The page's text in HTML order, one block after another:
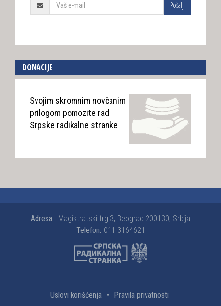
Pošalji
DONACIJE
Svojim skromnim novčanim
prilogom pomozite rad
Srpske radikalne stranke
Adresa:
Magistratski trg 3, Beograd 200130, Srbija
Telefon: 011 3164621
Uslovi korišćenja • Pravila privatnosti